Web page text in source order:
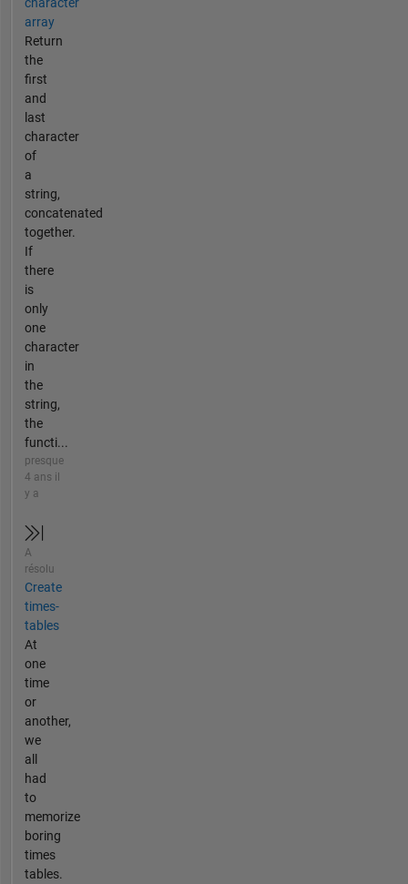
array
Return
the
first
and
last
character
of
a
string,
concatenated
together.
If
there
is
only
one
character
in
the
string,
the
functi...
presque
4 ans il
y a
A
résolu
Create
times-
tables
At
one
time
or
another,
we
all
had
to
memorize
boring
times
tables.